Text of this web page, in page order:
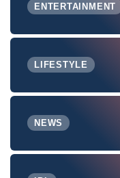
ENTERTAINMENT
LIFESTYLE
NEWS